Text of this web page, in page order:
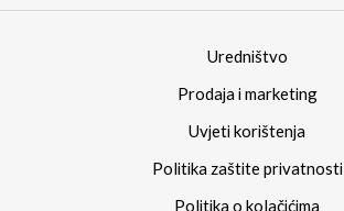
Uredništvo
Prodaja i marketing
Uvjeti korištenja
Politika zaštite privatnosti
Politika o kolačićima